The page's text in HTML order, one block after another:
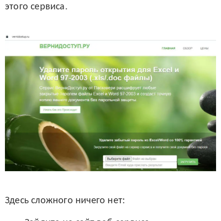
этого сервиса.
Здесь сложного ничего нет: